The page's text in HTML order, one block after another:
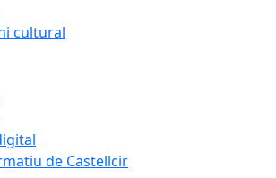
cultural
de Castellcir